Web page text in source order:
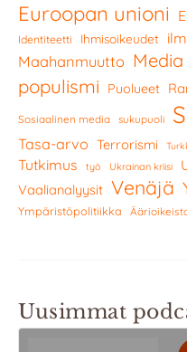
Euroopan unioni
Identiteetti Ihmisoikeudet
Maahanmuutto Media
populismi Puolueet
Sosiaalinen media sukupuoli
Tasa-arvo Terrorismi
Tutkimus työ Ukrainan kriisi
Vaalianalyysit Venäjä
Ympäristöpolitiikka
Uusimmat